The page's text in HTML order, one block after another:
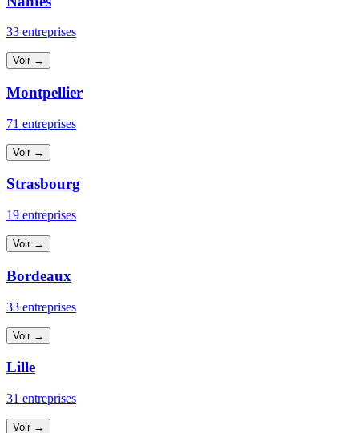
33 entreprises
Voir →
Montpellier
71 entreprises
Voir →
Strasbourg
19 entreprises
Voir →
Bordeaux
33 entreprises
Voir →
Lille
31 entreprises
Voir →